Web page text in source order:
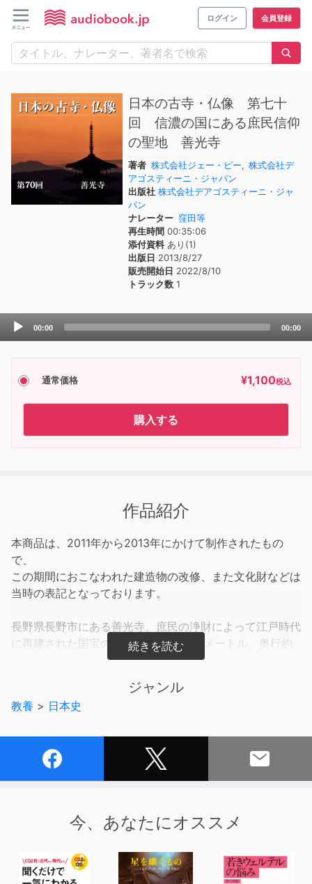
ログイン 会員登録
日本の古寺・仏像 第七十
回 信濃の国にある庶民信仰
の聖地 善光寺
著者 株式会社ジェー・ピー, 株式会社デ
アゴスティーニ・ジャパン
出版社 株式会社デアゴスティーニ・ジャ
パン
ナレーター 窪田等
再生時間 00:35:06
添付資料あり(1)
出版日 2013/8/27
販売開始日 2022/8/10
トラック数 1
Audio
00:00 00:00
通常価格 ¥1,100税込
購入する
作品紹介
本商品は、2011年から2013年にかけて制作されたもの
で、
この期間におこなわれた建造物の改修、また文化財などは
当時の表記となっております。
長野県長野市にある善光寺。庶民の浄財によって江戸時代
に再建された国宝の本堂は、高さ約30メートル、奥行約
50メートル、東日本で最大の規模を誇ります。瑠璃壇に
仏教伝来とともに日本にやってきた国内最古の仏像です。
数え年で7年に一度、この本尊と全く同じ姿、大きさの前
ジャンル
教養 > 日本史
今、あなたにオススメ